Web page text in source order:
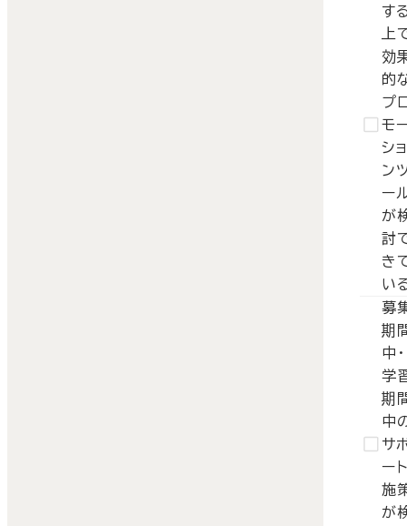
す
上
効
的
プ
モ
ショ
ン
ー
が
討
き
い
募
期
中・
学
期
中
サ
ート
施
が